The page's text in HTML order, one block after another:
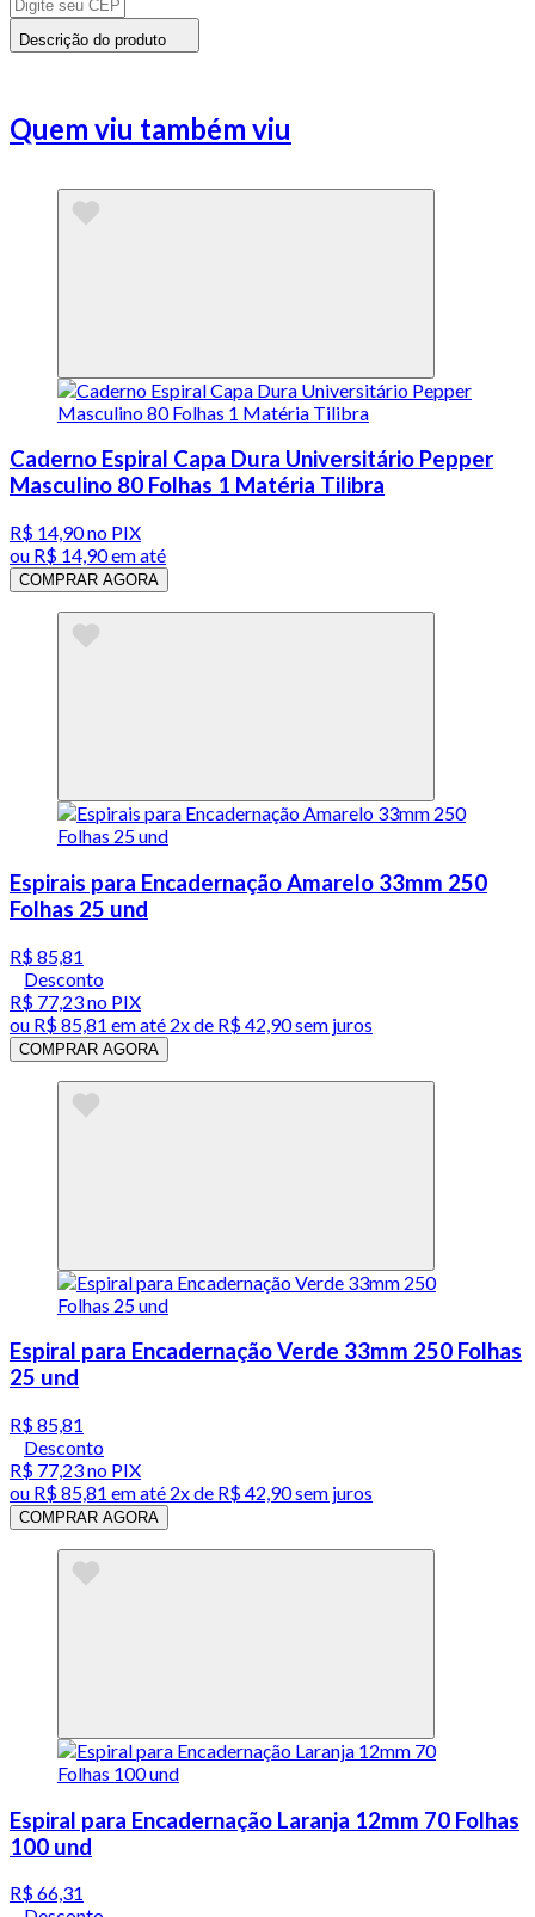
Descrição do produto
Quem viu também viu
Caderno Espiral Capa Dura Universitário Pepper
Masculino 80 Folhas 1 Matéria Tilibra
R$ 14,90no PIX
ou R$ 14,90em até
COMPRAR AGORA
Espirais para Encadernação Amarelo 33mm 250
Folhas 25 und
R$ 85,81
Desconto
R$ 77,23no PIX
ou R$ 85,81 em até 2x de R$ 42,90 sem juros
COMPRAR AGORA
Espiral para Encadernação Verde 33mm 250 Folhas
25 und
R$ 85,81
Desconto
R$ 77,23no PIX
ou R$ 85,81 em até 2x de R$ 42,90 sem juros
COMPRAR AGORA
Espiral para Encadernação Laranja 12mm 70 Folhas
100 und
R$ 66,31